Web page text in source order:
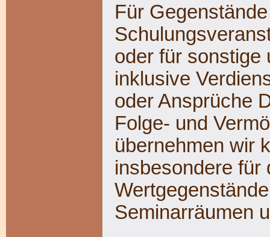
Für
oder für sonstige
inklusive
oder Ansprüche
Folge- und
übernehmen wir
insbesondere für
Seminarräumen